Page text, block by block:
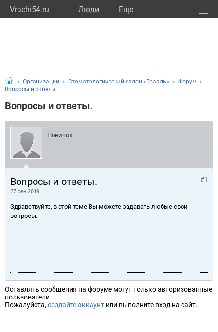
Vrachi54.ru Люди Eще
Организации Cтоматологический салон «Грааль»
Форум
Вопросы и ответы.
Вопросы и ответы.
Новичок
Вопросы и ответы.
27 сен 2019
#1
Здравствуйте, в этой теме Вы можете задавать любые свои
вопросы.
Оставлять сообщения на форуме могут только авторизованные
пользователи.
Пожалуйста, создайте аккаунт или выполните вход на сайт.